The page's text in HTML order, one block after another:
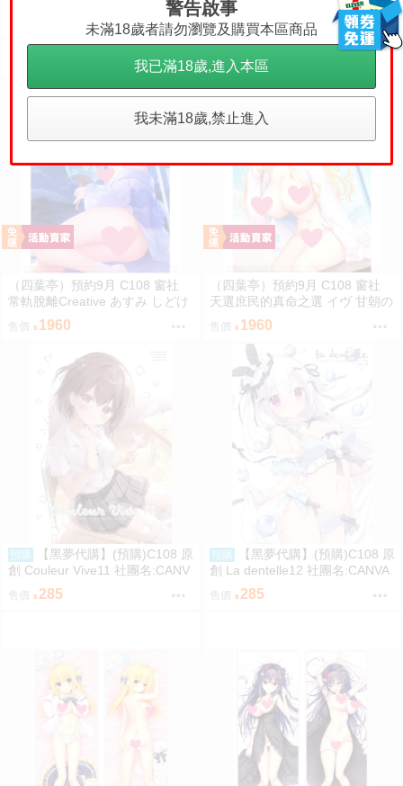
革製名片夾 0814
售價 1020
（四葉亭）預約9月 C108 窗社
常軌脫離Creative あすみ しどけ
ない浴衣ver B1&B2掛軸 0814
售價 1960
（四葉亭）預約9月 C108 窗社
天選庶民的真命之選 イヴ 甘朝の
彼シャツver B1&B2掛軸 0814
售價 1960
預購
【黑夢代購】(預購)C108 原
創 Couleur Vive11 社團名:CANV
AS+GARDEN 繪師:宮坂みゆ
285
預購
【黑夢代購】(預購)C108 原
創 La dentelle12 社團名:CANVA
S+GARDEN 繪師:宮坂みゆ
285
警告啟事
未滿18歲者請勿瀏覽及購買本區商品
我已滿18歲,進入本區
我未滿18歲,禁止進入